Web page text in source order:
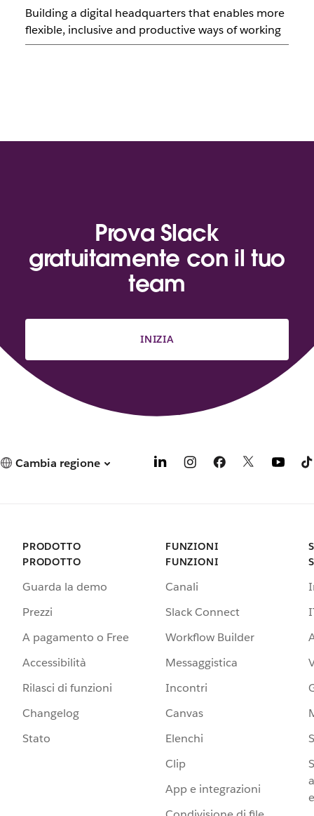
Building a digital headquarters that enables more
flexible, inclusive and productive ways of working
Prova Slack
gratuitamente con il tuo
team
INIZIA
Cambia regione
PRODOTTO
PRODOTTO
Guarda la demo
Prezzi
A pagamento o Free
Accessibilità
Rilasci di funzioni
Changelog
Stato
FUNZIONI
FUNZIONI
Canali
Slack Connect
Workflow Builder
Messaggistica
Incontri
Canvas
Elenchi
Clip
App e integrazioni